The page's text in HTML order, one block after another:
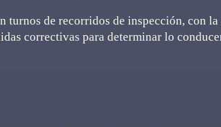
turnos de recorridos de inspección, con
correctivas para determinar lo